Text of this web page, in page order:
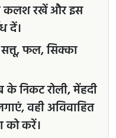
कलश रखें और इस
दें।
फल, सिक्का
के निकट रोली, मेंहदी
वही अविवाहित
को करें।